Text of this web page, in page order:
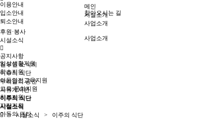
이용안내
입소안내
퇴소안내
찾아오시는 길
사업소개
일상생활지원
학습지원
아동안전교육지원
교육·문화지원
치료지원
자립지원
아동의 권리
메인
시설소개
사업소개
후원·봉사
시설소식
공지사항
진우원 소식지
이주의 식단
우리들의 공간
자유게시판
이주의 식단
시설소식
> 시설소식 > 이주의 식단